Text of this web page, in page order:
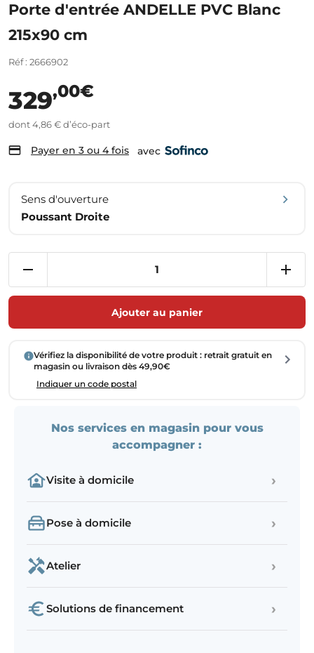
Porte d'entrée ANDELLE PVC Blanc
215x90 cm
Réf : 2666902
329,00€
dont 4,86 € d’éco-part
Payer en 3 ou 4 fois avec
Sens d'ouverture
Poussant Droite
Ajouter au panier
Vérifiez la disponibilité de votre produit : retrait gratuit en
magasin ou livraison dès 49,90€
Indiquer un code postal
Nos services en magasin pour vous
accompagner :
Visite à domicile ›
Pose à domicile ›
Atelier ›
Solutions de financement ›